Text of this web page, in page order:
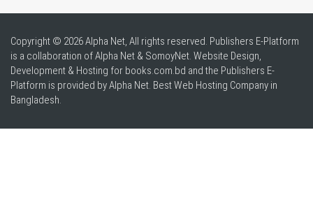
Copyright © 2026 Alpha Net, All rights reserved. Publishers E-Platform
is a collaboration of Alpha Net & SomoyNet. Website Design,
Development & Hosting for books.com.bd and the Publishers E-
Platform is provided by Alpha Net. BestWeb Hosting Company in
Bangladesh.